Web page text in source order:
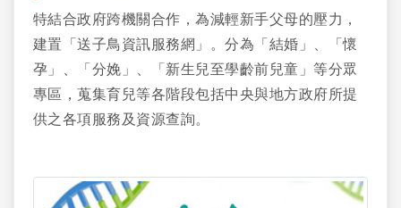
特結合政府跨機關合作，為減輕新手父母的壓力，
建置「送子鳥資訊服務網」。分為「結婚」、「懷
孕」、「分娩」、「新生兒至學齡前兒童」等分眾
專區，蒐集育兒等各階段包括中央與地方政府所提
供之各項服務及資源查詢。